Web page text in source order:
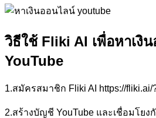
วิธีใช้ Fliki AI เพื่อหาเงิ
YouTube
1.สมัครสมาชิก Fliki AI https://fliki.ai/
2.สร้างบัญชี YouTube และเชื่อมโยงกั